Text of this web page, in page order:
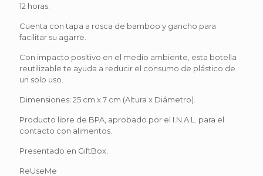
12 horas.
Cuenta con tapa a rosca de bamboo y gancho para
facilitar su agarre.
Con impacto positivo en el medio ambiente, esta botella
reutilizable te ayuda a reducir el consumo de plástico de
un solo uso.
Dimensiones: 25 cm x 7 cm (Altura x Diámetro).
Producto libre de BPA, aprobado por el I.N.A.L. para el
contacto con alimentos.
Presentado en GiftBox.
ReUseMe